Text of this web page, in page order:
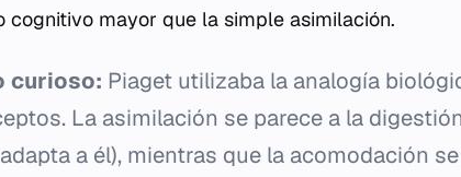
cognitivo mayor que la simple asimilación.
curioso: Piaget utilizaba la analogía
La asimilación se parece a la
a él), mientras que la acomodación